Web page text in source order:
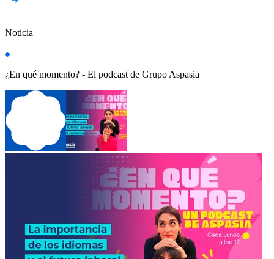
Noticia
¿En qué momento? - El podcast de Grupo Aspasia